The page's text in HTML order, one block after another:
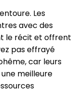
Les
avec des
le récit et offrent
pas effrayé
car leurs
meilleure